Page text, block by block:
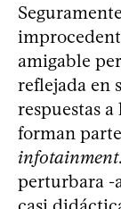
amigable
reflejada en
respuestas
forman
infotainment
perturbara -